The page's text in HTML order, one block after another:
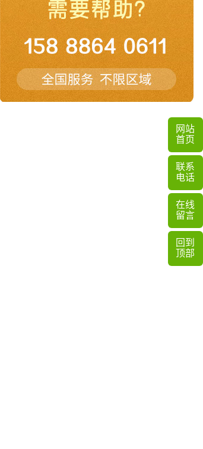
网站
首页
联系
电话
在线
留言
回到
顶部